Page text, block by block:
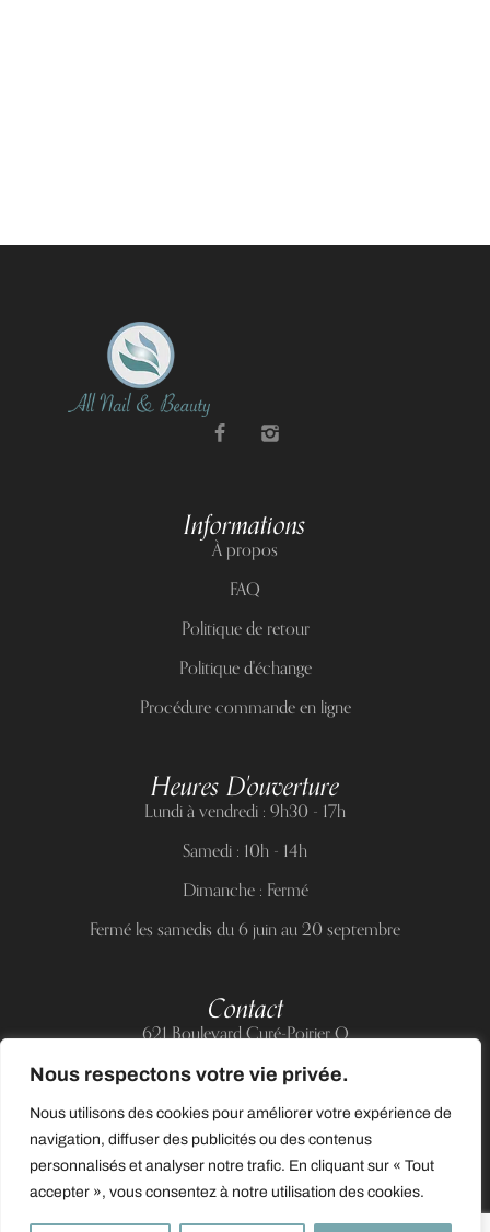
Nous respectons votre vie privée.
Nous utilisons des cookies pour améliorer votre expérience de
navigation, diffuser des publicités ou des contenus
personnalisés et analyser notre trafic. En cliquant sur « Tout
accepter », vous consentez à notre utilisation des cookies.
Informations
À propos
FAQ
Politique de retour
Politique d'échange
Procédure commande en ligne
Heures D'ouverture
Lundi à vendredi : 9h30 - 17h
Samedi : 10h - 14h
Dimanche : Fermé
Fermé les samedis du 6 juin au 20 septembre
Contact
621 Boulevard Curé-Poirier O
Courriel :support@allnailandbeauty.com